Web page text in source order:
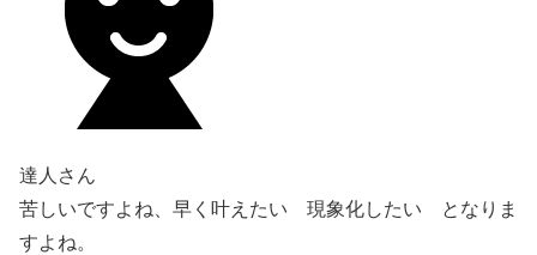
達人さん
苦しいですよね、早く叶えたい 現象化したい となりま
すよね。